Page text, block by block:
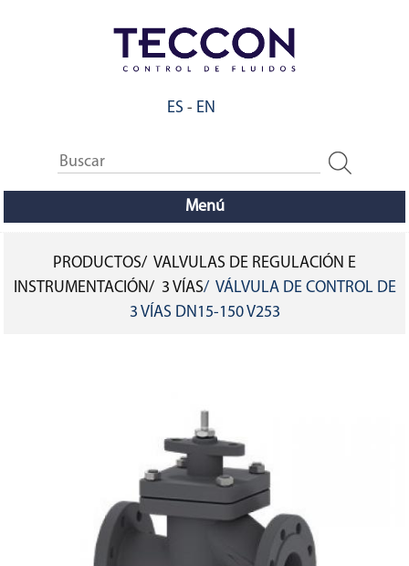
ES - EN
Menú
SOBRESCRIBIR
PRODUCTOS
VALVULAS DE REGULACIÓN E
INSTRUMENTACIÓN
3 VÍAS
VÁLVULA DE CONTROL DE
3 VÍAS DN15-150 V253